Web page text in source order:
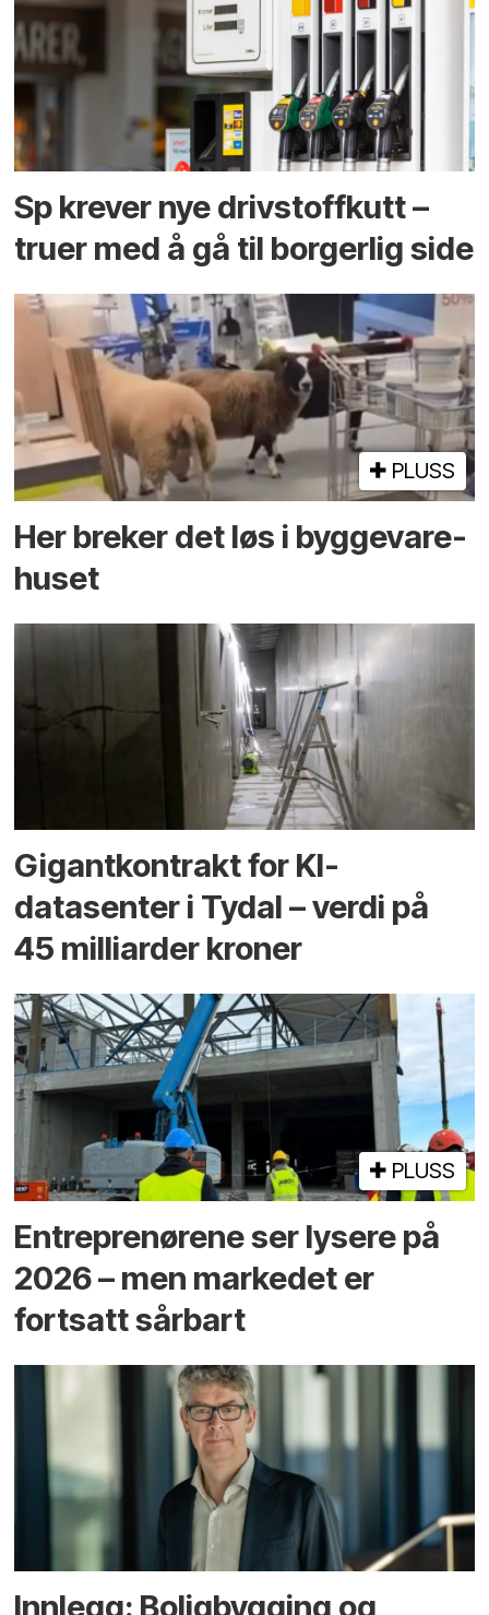
Sp krever nye drivstoffkutt –
truer med å gå til borgerlig side
PLUSS
Her breker det løs i bygge­vare­
huset
Gigantkontrakt for KI-
datasenter i Tydal – verdi på
45 milliarder kroner
PLUSS
Entreprenørene ser lysere på
2026 – men markedet er
fortsatt sårbart
Innlegg: Boligbygging og